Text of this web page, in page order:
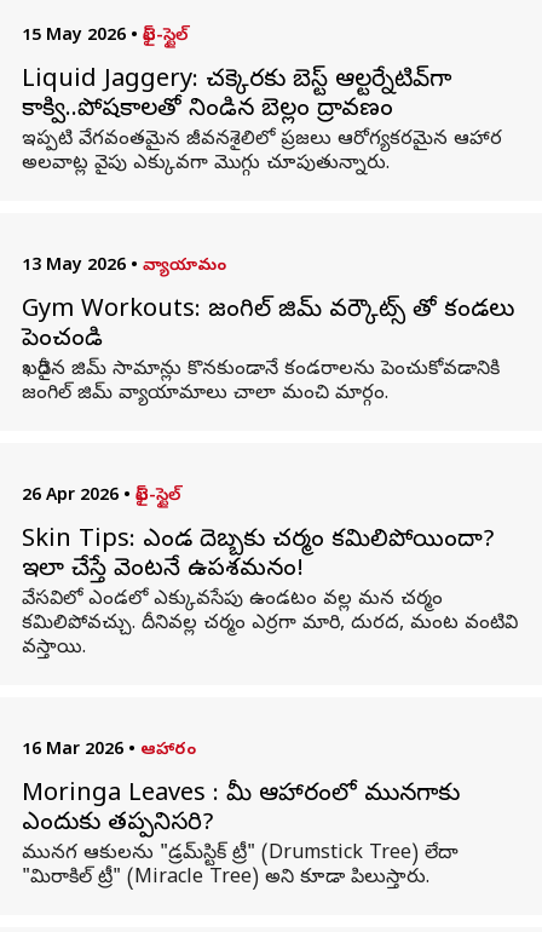
15 May 2026 • లైఫ్-స్టైల్
Liquid Jaggery: చక్కెరకు బెస్ట్ ఆల్టర్నేటివ్‌గా
కాక్వి..పోషకాలతో నిండిన బెల్లం ద్రావణం
ఇప్పటి వేగవంతమైన జీవనశైలిలో ప్రజలు ఆరోగ్యకరమైన ఆహార
అలవాట్ల వైపు ఎక్కువగా మొగ్గు చూపుతున్నారు.
13 May 2026 • వ్యాయామం
Gym Workouts: జంగిల్ జిమ్ వర్కౌట్స్ తో కండలు
పెంచండి
ఖరీదైన జిమ్ సామాన్లు కొనకుండానే కండరాలను పెంచుకోవడానికి
జంగిల్ జిమ్ వ్యాయామాలు చాలా మంచి మార్గం.
26 Apr 2026 • లైఫ్-స్టైల్
Skin Tips: ఎండ దెబ్బకు చర్మం కమిలిపోయిందా?
ఇలా చేస్తే వెంటనే ఉపశమనం!
వేసవిలో ఎండలో ఎక్కువసేపు ఉండటం వల్ల మన చర్మం
కమిలిపోవచ్చు. దీనివల్ల చర్మం ఎర్రగా మారి, దురద, మంట వంటివి
వస్తాయి.
16 Mar 2026 • ఆహారం
Moringa Leaves : మీ ఆహారంలో మునగాకు
ఎందుకు తప్పనిసరి?
మునగ ఆకులను "డ్రమ్‌స్టిక్ ట్రీ" (Drumstick Tree) లేదా
"మిరాకిల్ ట్రీ" (Miracle Tree) అని కూడా పిలుస్తారు.